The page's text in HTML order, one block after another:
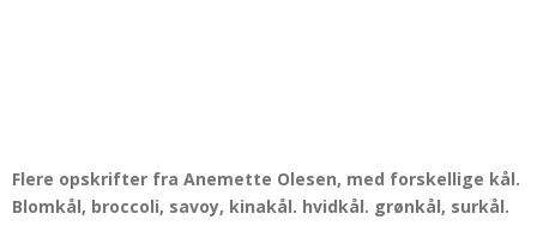
Flere opskrifter fra Anemette Olesen, med forskellige kål.
Blomkål, broccoli, savoy, kinakål. hvidkål. grønkål, surkål.